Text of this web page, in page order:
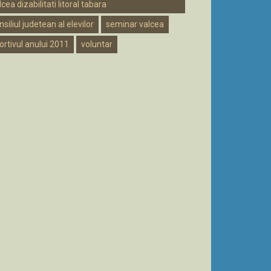
dizabilitati litoral tabara
judetean al elevilor seminar valcea
anului 2011 voluntar